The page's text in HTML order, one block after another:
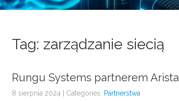
Tag: zarządzanie siecią
Rungu Systems partnerem Arista
8 sierpnia 2024 | Categories: Partnerstwa